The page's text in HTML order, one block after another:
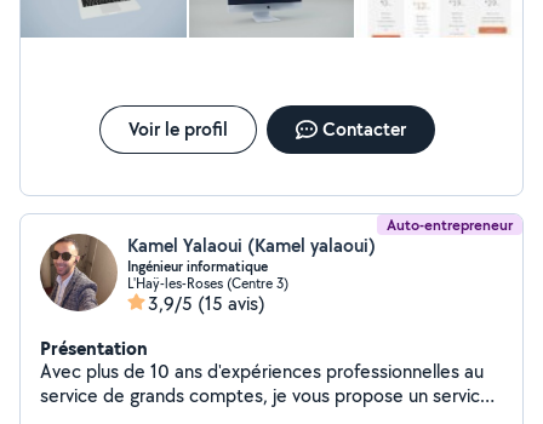
Voir le profil Contacter
Auto-entrepreneur
Kamel Yalaoui (Kamel yalaoui)
Ingénieur informatique
L'Haÿ-les-Roses (Centre 3)
3,9/5 (15 avis)
Présentation
Avec plus de 10 ans d'expériences professionnelles au
service de grands comptes, je vous propose un service